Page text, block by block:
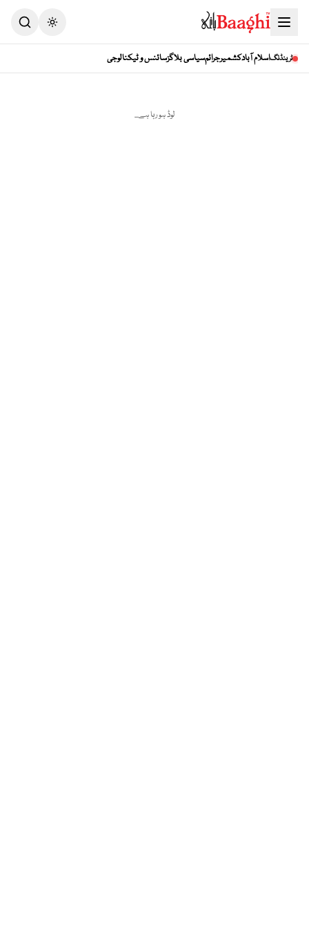
Toggle theme
ٹرینڈنگاسلام آبادکشمیرجرائمسیاسی بلاگزسائنس و ٹیکنالوجی
لوڈ ہو رہا ہے...